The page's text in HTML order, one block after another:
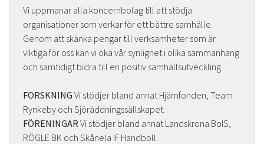
Vi uppmanar alla koncernbolag till att stödja
organisationer som verkar för ett bättre samhälle.
Genom att skänka pengar till verksamheter som är
viktiga för oss kan vi öka vår synlighet i olika sammanhang
och samtidigt bidra till en positiv samhällsutveckling.
FORSKNING Vi stödjer bland annat Hjärnfonden, Team
Rynkeby och Sjöräddningssällskapet.
FÖRENINGARVi stödjer bland annat Landskrona BoIS,
RÖGLE BK och Skånela IF Handboll.